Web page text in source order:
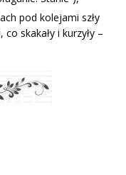
pod kolejami szły
skakały i kurzyły –